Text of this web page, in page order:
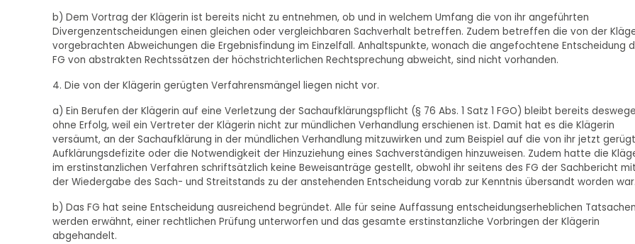
b) Dem Vortrag der Klägerin ist bereits nicht zu entnehmen, ob und in welchem Umfang die von ihr angeführten
Divergenzentscheidungen einen gleichen oder vergleichbaren Sachverhalt betreffen. Zudem betreffen die von der
vorgebrachten Abweichungen die Ergebnisfindung im Einzelfall. Anhaltspunkte, wonach die angefochtene Entscheidung
FG von abstrakten Rechtssätzen der höchstrichterlichen Rechtsprechung abweicht, sind nicht vorhanden.
4. Die von der Klägerin gerügten Verfahrensmängel liegen nicht vor.
a) Ein Berufen der Klägerin auf eine Verletzung der Sachaufklärungspflicht (§ 76 Abs. 1 Satz 1 FGO) bleibt bereits
ohne Erfolg, weil ein Vertreter der Klägerin nicht zur mündlichen Verhandlung erschienen ist. Damit hat es die Klägerin
versäumt, an der Sachaufklärung in der mündlichen Verhandlung mitzuwirken und zum Beispiel auf die von ihr jetzt
Aufklärungsdefizite oder die Notwendigkeit der Hinzuziehung eines Sachverständigen hinzuweisen. Zudem hatte die
im erstinstanzlichen Verfahren schriftsätzlich keine Beweisanträge gestellt, obwohl ihr seitens des FG der Sachbericht mit
der Wiedergabe des Sach- und Streitstands zu der anstehenden Entscheidung vorab zur Kenntnis übersandt worden war.
b) Das FG hat seine Entscheidung ausreichend begründet. Alle für seine Auffassung entscheidungserheblichen Tatsachen
werden erwähnt, einer rechtlichen Prüfung unterworfen und das gesamte erstinstanzliche Vorbringen der Klägerin
abgehandelt.